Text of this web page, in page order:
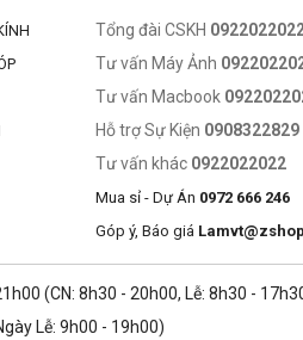
Tổng đài CSKH
Tư vấn Máy Ảnh
Tư vấn Macbook
Hỗ trợ Sự Kiện 0908322829
Tư vấn khác 0922022022
Mua sỉ - Dự Án 0972 666 246
Góp ý, Báo giá
(CN: 8h30 - 20h00, Lễ: 8h30 -
Lễ: 9h00 - 19h00)